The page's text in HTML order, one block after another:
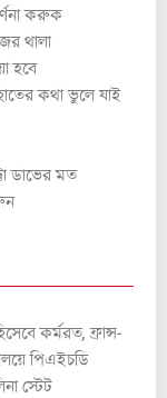
করুক
থালা
হবে
কথা ভুলে যাই
ডাভের মত
কর্মরত, ফ্রান্স-
পিএইচডি
স্টেট